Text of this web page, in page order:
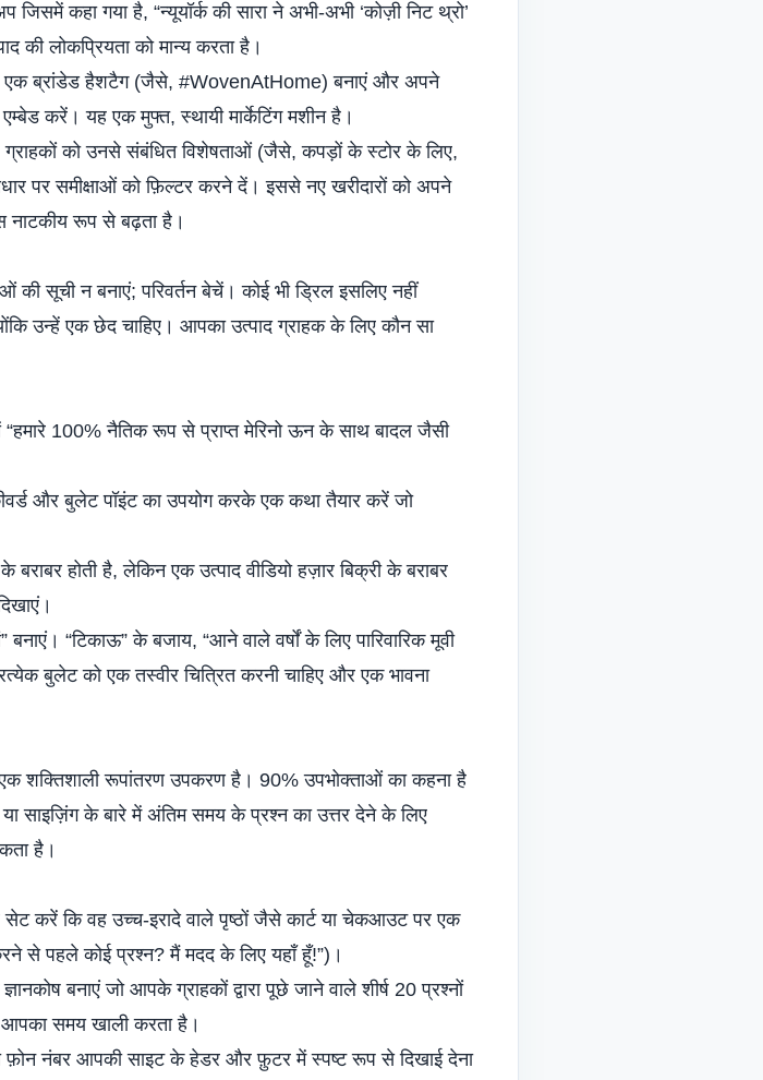
जिसमें कहा गया है, “न्यूयॉर्क की सारा ने अभी-अभी ‘कोज़ी निट थ्रो’
की लोकप्रियता को मान्य करता है।
एक ब्रांडेड हैशटैग (जैसे, #WovenAtHome) बनाएं और अपने
करें। यह एक मुफ्त, स्थायी मार्केटिंग मशीन है।
ग्राहकों को उनसे संबंधित विशेषताओं (जैसे, कपड़ों के स्टोर के लिए,
पर समीक्षाओं को फ़िल्टर करने दें। इससे नए खरीदारों को अपने
नाटकीय रूप से बढ़ता है।
सूची न बनाएं; परिवर्तन बेचें। कोई भी ड्रिल इसलिए नहीं
उन्हें एक छेद चाहिए। आपका उत्पाद ग्राहक के लिए कौन सा
100% नैतिक रूप से प्राप्त मेरिनो ऊन के साथ बादल जैसी
और बुलेट पॉइंट का उपयोग करके एक कथा तैयार करें जो
बराबर होती है, लेकिन एक उत्पाद वीडियो हज़ार बिक्री के बराबर
बनाएं। “टिकाऊ” के बजाय, “आने वाले वर्षों के लिए पारिवारिक मूवी
बुलेट को एक तस्वीर चित्रित करनी चाहिए और एक भावना
शक्तिशाली रूपांतरण उपकरण है। 90% उपभोक्ताओं का कहना है
साइज़िंग के बारे में अंतिम समय के प्रश्न का उत्तर देने के लिए
है।
करें कि वह उच्च-इरादे वाले पृष्ठों जैसे कार्ट या चेकआउट पर एक
से पहले कोई प्रश्न? मैं मदद के लिए यहाँ हूँ!”)।
बनाएं जो आपके ग्राहकों द्वारा पूछे जाने वाले शीर्ष 20 प्रश्नों
समय खाली करता है।
फ़ोन नंबर आपकी साइट के हेडर और फ़ुटर में स्पष्ट रूप से दिखाई देना